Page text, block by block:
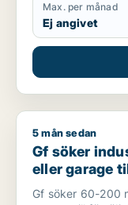
Max. per månad
Ej angivet
Gf söker
5 mån sedan
Gf söker
eller garage
eller
Gf söker 60-200